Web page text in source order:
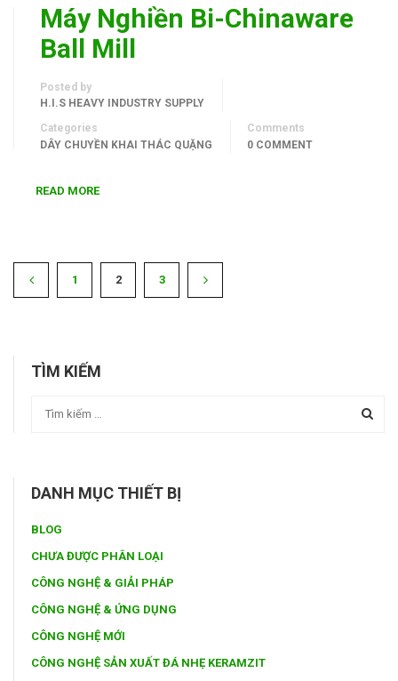
Máy Nghiền Bi-Chinaware
Ball Mill
Posted by
H.I.S HEAVY INDUSTRY SUPPLY
Categories
DÂY CHUYỀN KHAI THÁC QUẶNG
Comments
0 COMMENT
READ MORE
1 2 3
TÌM KIẾM
DANH MỤC THIẾT BỊ
BLOG
CHƯA ĐƯỢC PHÂN LOẠI
CÔNG NGHỆ & GIẢI PHÁP
CÔNG NGHỆ & ỨNG DỤNG
CÔNG NGHỆ MỚI
CÔNG NGHỆ SẢN XUẤT ĐÁ NHẸ KERAMZIT